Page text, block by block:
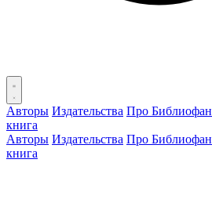
Авторы Издательства Про Библиофан
книга
Авторы Издательства Про Библиофан
книга